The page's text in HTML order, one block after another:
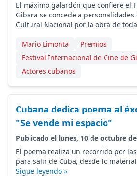
El máximo galardón que confiere el
Gibara se concede a
Cultural Nacional por la obra de
Mario Limonta
Premios
Festival Internacional de Cine de
Actores cubanos
Cubana dedica poema al
"Se vende mi espacio"
Publicado el lunes, 10 de octubre de
El poema realiza un recorrido por
para salir de Cuba, desde lo
Sigue leyendo »